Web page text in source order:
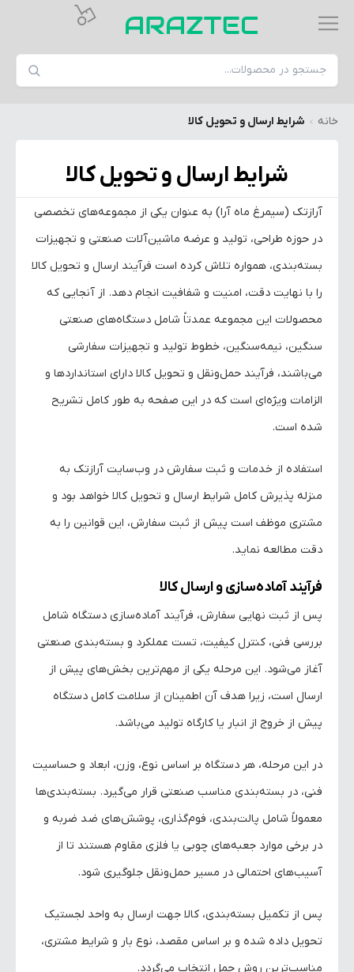
خانه شرایط ارسال و تحویل کالا
شرایط ارسال و تحویل کالا
آرازتک (سیمرغ ماه آرا) به عنوان یکی از مجموعه‌های تخصصی
در حوزه طراحی، تولید و عرضه ماشین‌آلات صنعتی و تجهیزات
بسته‌بندی، همواره تلاش کرده است فرآیند ارسال و تحویل کالا
را با نهایت دقت، امنیت و شفافیت انجام دهد. از آنجایی که
محصولات این مجموعه عمدتاً شامل دستگاه‌های صنعتی
سنگین، نیمه‌سنگین، خطوط تولید و تجهیزات سفارشی
می‌باشند، فرآیند حمل‌ونقل و تحویل کالا دارای استانداردها و
الزامات ویژه‌ای است که در این صفحه به طور کامل تشریح
شده است.
استفاده از خدمات و ثبت سفارش در وب‌سایت آرازتک به
منزله پذیرش کامل شرایط ارسال و تحویل کالا خواهد بود و
مشتری موظف است پیش از ثبت سفارش، این قوانین را به
دقت مطالعه نماید.
فرآیند آماده‌سازی و ارسال کالا
پس از ثبت نهایی سفارش، فرآیند آماده‌سازی دستگاه شامل
بررسی فنی، کنترل کیفیت، تست عملکرد و بسته‌بندی صنعتی
آغاز می‌شود. این مرحله یکی از مهم‌ترین بخش‌های پیش از
ارسال است، زیرا هدف آن اطمینان از سلامت کامل دستگاه
پیش از خروج از انبار یا کارگاه تولید می‌باشد.
در این مرحله، هر دستگاه بر اساس نوع، وزن، ابعاد و حساسیت
فنی، در بسته‌بندی مناسب صنعتی قرار می‌گیرد. بسته‌بندی‌ها
معمولاً شامل پالت‌بندی، فوم‌گذاری، پوشش‌های ضد ضربه و
در برخی موارد جعبه‌های چوبی یا فلزی مقاوم هستند تا از
آسیب‌های احتمالی در مسیر حمل‌ونقل جلوگیری شود.
پس از تکمیل بسته‌بندی، کالا جهت ارسال به واحد لجستیک
تحویل داده شده و بر اساس مقصد، نوع بار و شرایط مشتری،
مناسب‌ترین روش حمل انتخاب می‌گردد.